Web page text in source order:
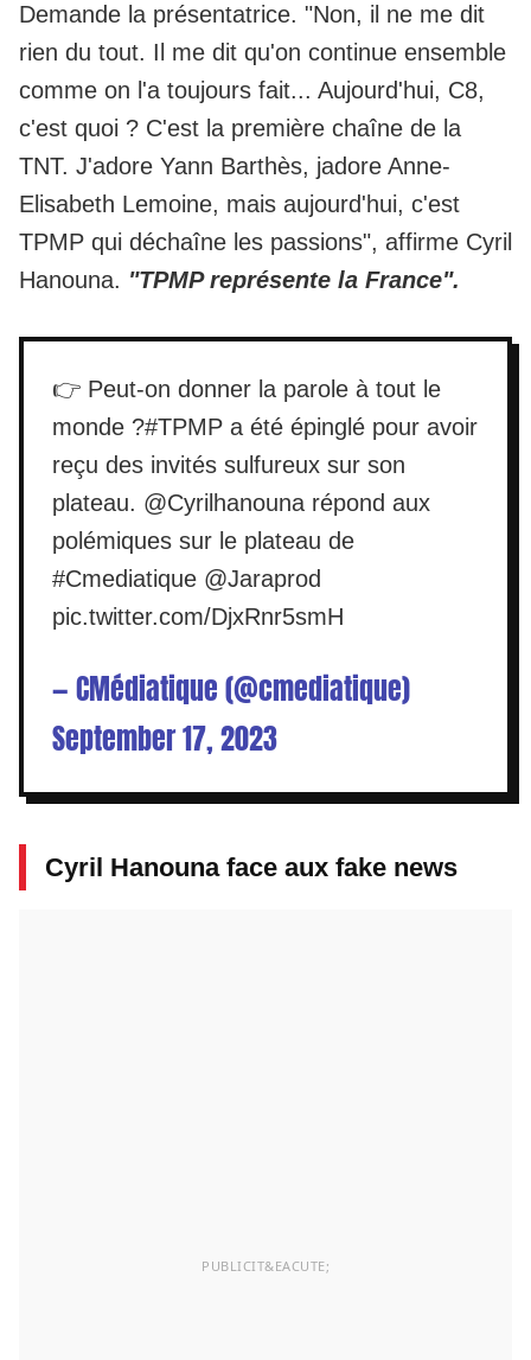
Demande la présentatrice. "Non, il ne me dit
rien du tout. Il me dit qu'on continue ensemble
comme on l'a toujours fait... Aujourd'hui, C8,
c'est quoi ? C'est la première chaîne de la
TNT. J'adore Yann Barthès, jadore Anne-
Elisabeth Lemoine, mais aujourd'hui, c'est
TPMP qui déchaîne les passions", affirme Cyril
Hanouna. "TPMP représente la France".
👉 Peut-on donner la parole à tout le
monde ?#TPMP a été épinglé pour avoir
reçu des invités sulfureux sur son
plateau. @Cyrilhanouna répond aux
polémiques sur le plateau de
#Cmediatique @Jaraprod
pic.twitter.com/DjxRnr5smH
— CMédiatique (@cmediatique)
September 17, 2023
Cyril Hanouna face aux fake news